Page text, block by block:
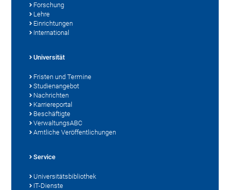
Forschung
Lehre
Einrichtungen
International
Universität
Fristen und Termine
Studienangebot
Nachrichten
Karriereportal
Beschäftigte
VerwaltungsABC
Amtliche Veröffentlichungen
Service
Universitätsbibliothek
IT-Dienste